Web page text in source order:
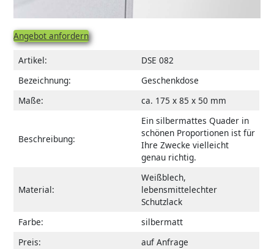
Angebot anfordern
Artikel:
DSE 082
Bezeichnung:
Geschenkdose
Maße:
ca. 175 x 85 x 50 mm
Beschreibung:
Ein silbermattes Quader in
schönen Proportionen ist für
Ihre Zwecke vielleicht
genau richtig.
Material:
Weißblech,
lebensmittelechter
Schutzlack
Farbe:
silbermatt
Preis:
auf Anfrage